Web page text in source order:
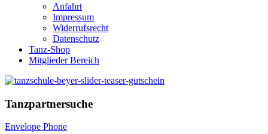
Anfahrt
Impressum
Widerrufsrecht
Datenschutz
Tanz-Shop
Mitglieder Bereich
Tanzpartnersuche
Envelope Phone